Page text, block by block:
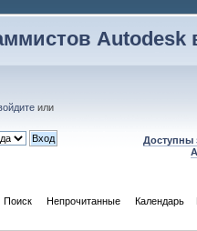
Autodesk
или
Доступны
Поиск Непрочитанные Календарь